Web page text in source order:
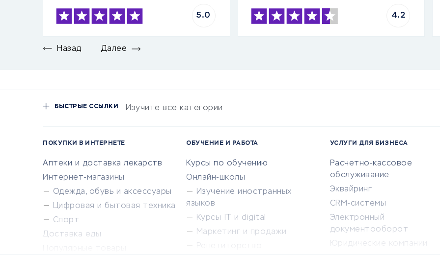
5.0 4.2
Назад Далее
БЫСТРЫЕ ССЫЛКИ Изучите все категории
ПОКУПКИ В ИНТЕРНЕТЕ
Аптеки и доставка лекарств
Интернет-магазины
Одежда, обувь и аксессуары
Цифровая и бытовая техника
Спорт
Доставка еды
ОБУЧЕНИЕ И РАБОТА
Курсы по обучению
Онлайн-школы
Изучение иностранных
языков
Курсы IT и digital
Маркетинг и продажи
УСЛУГИ ДЛЯ БИЗНЕСА
Расчетно-кассовое
обслуживание
Эквайринг
CRM-системы
Электронный
документооборот
Юридические компании